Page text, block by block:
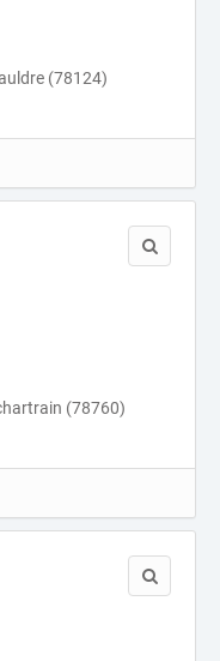
(78124)
(78760)